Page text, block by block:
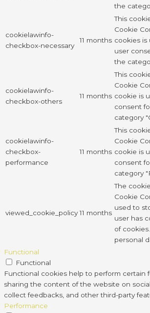
the
cookielawinfo-
checkbox-necessary
11 months
This
Cookie
cookies is
user
the
cookielawinfo-
checkbox-others
11 months
This
Cookie
cookie is
consent
category
cookielawinfo-
checkbox-
performance
11 months
This
Cookie
cookie is
consent
category
viewed_cookie_policy 11 months
The
Cookie
used to
user has
of
personal
Functional
Functional
Functional cookies help to perform certain
sharing the content of the website on
collect feedbacks, and other third-party
Performance